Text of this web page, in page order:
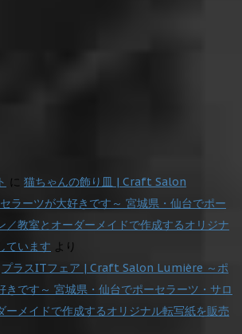
に 猫ちゃんの飾り皿 | Craft Salon
ラーツが大好きです～ 宮城県・仙台でポー
／教室とオーダーメイドで作成するオリジナ
ています より
プラスITフェア | Craft Salon Lumière ～ポ
きです～ 宮城県・仙台でポーセラーツ・サロ
ーメイドで作成するオリジナル転写紙を販売